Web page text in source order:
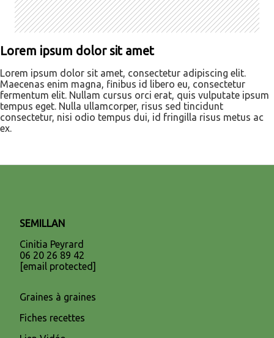
Lorem ipsum dolor sit amet
Lorem ipsum dolor sit amet, consectetur adipiscing elit.
Maecenas enim magna, finibus id libero eu, consectetur
fermentum elit. Nullam cursus orci erat, quis vulputate ipsum
tempus eget. Nulla ullamcorper, risus sed tincidunt
consectetur, nisi odio tempus dui, id fringilla risus metus ac
ex.
SEMILLAN
Cinitia Peyrard
06 20 26 89 42
[email protected]
Graines à graines
Fiches recettes